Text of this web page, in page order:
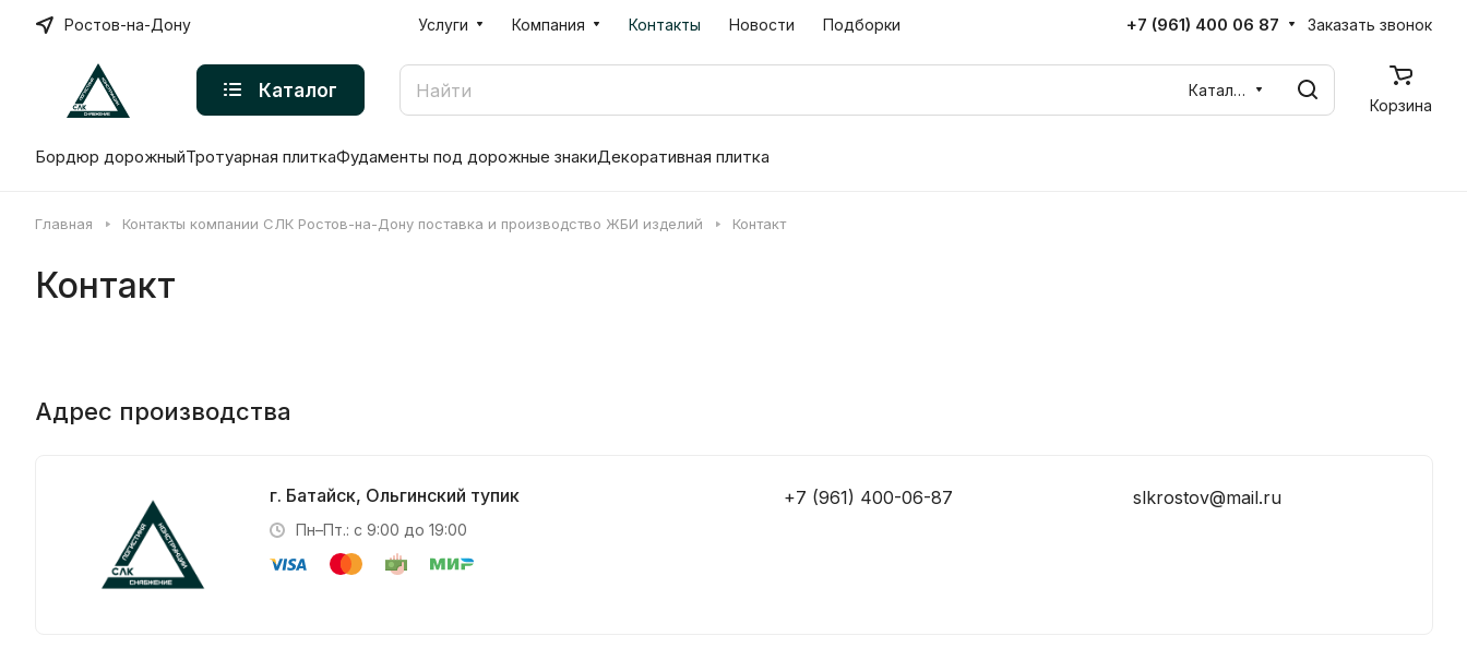
Ростов-на-Дону Услуги Компания Контакты Новости Подборки +7 (961) 400 06 87 Заказать звонок
Каталог
Каталог
Корзина
Бордюр дорожныйТротуарная плиткаФудаменты под дорожные знакиДекоративная плитка
Главная Контакты компании СЛК Ростов-на-Дону поставка и производство ЖБИ изделий Контакт
Контакт
Адрес производства
г. Батайск, Ольгинский тупик
Пн–Пт.: с 9:00 до 19:00
+7 (961) 400-06-87 slkrostov@mail.ru